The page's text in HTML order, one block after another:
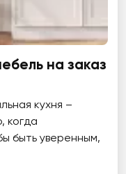
на заказ
кухня –
когда
быть уверенным,